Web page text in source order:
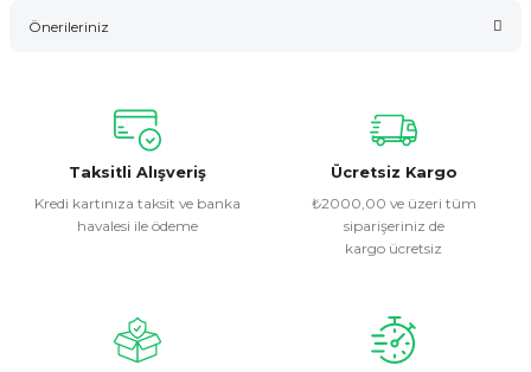
Önerileriniz
konularda yetersiz gördüğünüz noktaları öneri formunu
kullanarak tarafımıza iletebilirsiniz.
Görüş ve önerileriniz için teşekkür ederiz.
Ürün resmi kalitesiz, bozuk veya görüntülenemiyor.
Ürün fiyatı diğer sitelerden daha pahalı.
Bu ürüne benzer farklı alternatifler olmalı.
Taksitli Alışveriş
Kredi kartınıza taksit ve banka
havalesi ile ödeme
Ücretsiz Kargo
₺2000,00 ve üzeri tüm
siparişeriniz de
kargo ücretsiz